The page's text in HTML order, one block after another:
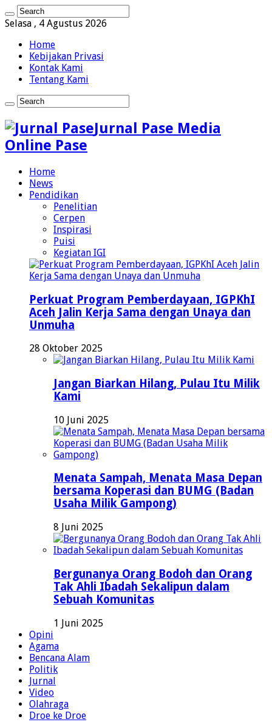
Selasa , 4 Agustus 2026
Home
Kebijakan Privasi
Kontak Kami
Tentang Kami
Jurnal Pase Media
Online Pase
Home
News
Pendidikan
Penelitian
Cerpen
Inspirasi
Puisi
Kegiatan IGI
Perkuat Program Pemberdayaan, IGPKhI
Aceh Jalin Kerja Sama dengan Unaya dan
Unmuha
28 Oktober 2025
Jangan Biarkan Hilang, Pulau Itu Milik
Kami
10 Juni 2025
Menata Sampah, Menata Masa Depan
bersama Koperasi dan BUMG (Badan
Usaha Milik Gampong)
8 Juni 2025
Bergunanya Orang Bodoh dan Orang
Tak Ahli Ibadah Sekalipun dalam
Sebuah Komunitas
1 Juni 2025
Opini
Agama
Bencana Alam
Politik
Jurnal
Video
Olahraga
Droe ke Droe